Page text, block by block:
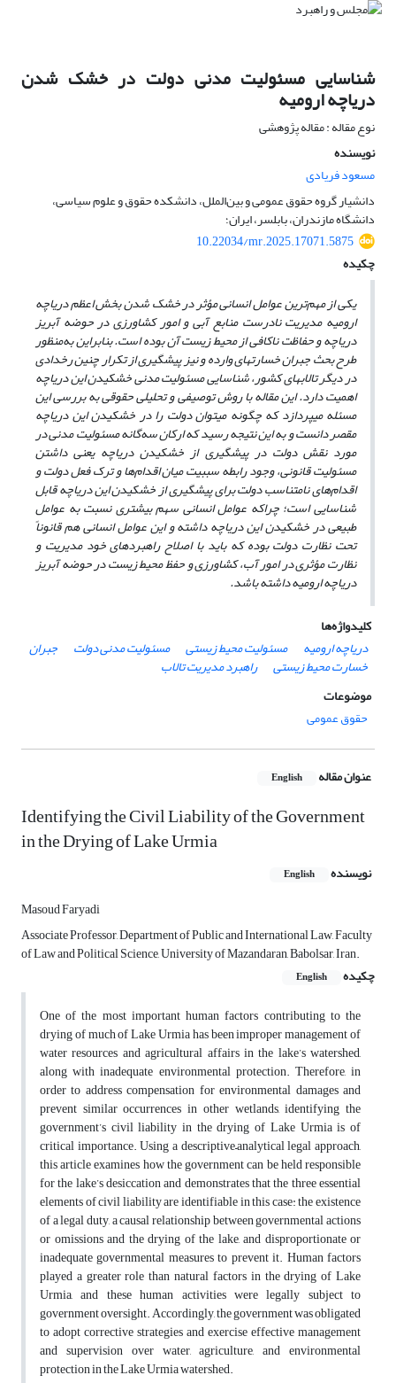
شناسایی مسئولیت مدنی دولت در خشک شدن
دریاچه ارومیه
نوع مقاله : مقاله پژوهشی
نویسنده
مسعود فریادی
دانشیار گروه حقوق عمومی و بین‌الملل، دانشکده حقوق و علوم سیاسی،
دانشگاه مازندران، بابلسر، ایران؛
10.22034/mr.2025.17071.5875
چکیده
یکی از مهم‌ترین عوامل انسانی مؤثر در خشکشدن بخش اعظم دریاچه
ارومیه مدیریت نادرست منابع آبی و امور کشاورزی در حوضه آبریز
دریاچه و حفاظت ناکافی از محیط زیست آن بوده است. بنابراین به‌منظور
طرح بحث جبران خسارت­های وارده و نیز پیشگیری از تکرار چنین رخدادی
در دیگر تالاب­های کشور، شناسایی مسئولیت مدنی خشکیدن این دریاچه
اهمیت دارد. این مقاله با روش توصیفی و تحلیلی حقوقی به بررسی این
مسئله می­پردازد که چگونه می­توان دولت را در خشکیدن این دریاچه
مقصر دانست و به این نتیجه رسید که ارکان سه‌گانه مسئولیت مدنی در
مورد نقش دولت در پیشگیری از خشکیدن دریاچه یعنی داشتن
مسئولیت قانونی، وجود رابطه سببیت میان اقدام‌ها و ترک فعل دولت و
اقدام‌های نامتناسب دولت برای پیشگیری از خشکیدن این دریاچه قابل
شناسایی است؛ چراکه عوامل انسانی سهم بیشتری نسبت به عوامل
طبیعی در خشکیدن این دریاچه داشته­ و این عوامل انسانی هم قانوناً
تحت نظارت دولت بوده که باید با اصلاح راهبردهای خود مدیریت و
نظارت مؤثری در امور آب، کشاورزی و حفظ محیط زیست در حوضه آبریز
دریاچه ارومیه داشته باشد.
کلیدواژه‌ها
دریاچه ارومیه
مسئولیت محیط زیستی مسئولیت مدنی دولت جبران
خسارت محیط زیستی
راهبرد مدیریت تالاب
موضوعات
حقوق عمومی
عنوان مقاله English
Identifying the Civil Liability of the Government
in the Drying of Lake Urmia
نویسنده English
Masoud Faryadi
Associate Professor, Department of Public and International Law, Faculty
of Law and Political Science, University of Mazandaran, Babolsar, Iran.
چکیده
English
One of the most important human factors contributing to the
drying of much of Lake Urmia has been improper management of
water resources and agricultural affairs in the lake’s watershed,
along with inadequate environmental protection. Therefore, in
order to address compensation for environmental damages and
prevent similar occurrences in other wetlands, identifying the
government’s civil liability in the drying of Lake Urmia is of
critical importance. Using a descriptive–analytical legal approach,
this article examines how the government can be held responsible
for the lake’s desiccation and demonstrates that the three essential
elements of civil liability are identifiable in this case: the existence
of a legal duty, a causal relationship between governmental actions
or omissions and the drying of the lake, and disproportionate or
inadequate governmental measures to prevent it. Human factors
played a greater role than natural factors in the drying of Lake
Urmia, and these human activities were legally subject to
government oversight. Accordingly, the government was obligated
to adopt corrective strategies and exercise effective management
and supervision over water, agriculture, and environmental
protection in the Lake Urmia watershed.